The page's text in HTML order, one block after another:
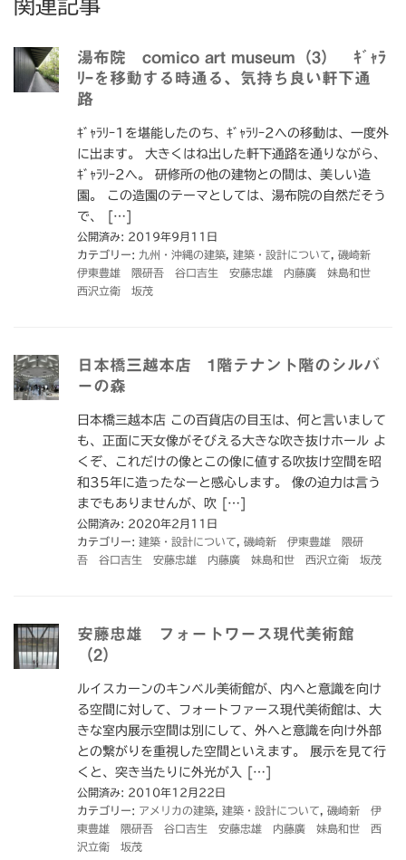
関連記事
湯布院 comico art museum（3） ｷﾞｬﾗ
ﾘｰを移動する時通る、気持ち良い軒下通
路
ｷﾞｬﾗﾘｰ1を堪能したのち、ｷﾞｬﾗﾘｰ2への移動は、一度外
に出ます。 大きくはね出した軒下通路を通りながら、
ｷﾞｬﾗﾘｰ2へ。 研修所の他の建物との間は、美しい造
園。 この造園のテーマとしては、湯布院の自然だそう
で、 […]
公開済み: 2019年9月11日
カテゴリー: 九州・沖縄の建築 建築・設計について
磯崎新
伊東豊雄 隈研吾 谷口吉生 安藤忠雄 内藤廣 妹島和世
西沢立衛 坂茂
日本橋三越本店 1階テナント階のシルバ
ーの森
日本橋三越本店 この百貨店の目玉は、何と言いまして
も、正面に天女像がそびえる大きな吹き抜けホール よ
くぞ、これだけの像とこの像に値する吹抜け空間を昭
和35年に造ったなーと感心します。 像の迫力は言う
までもありませんが、吹 […]
公開済み: 2020年2月11日
カテゴリー: 建築・設計について
磯崎新 伊東豊雄 隈研
吾 谷口吉生 安藤忠雄 内藤廣 妹島和世 西沢立衛 坂茂
安藤忠雄 フォートワース現代美術館
（2）
ルイスカーンのキンベル美術館が、内へと意識を向け
る空間に対して、フォートファース現代美術館は、大
きな室内展示空間は別にして、外へと意識を向け外部
との繋がりを重視した空間といえます。 展示を見て行
くと、突き当たりに外光が入 […]
公開済み: 2010年12月22日
カテゴリー: アメリカの建築 建築・設計について
磯崎新 伊
東豊雄 隈研吾 谷口吉生 安藤忠雄 内藤廣 妹島和世 西
沢立衛 坂茂